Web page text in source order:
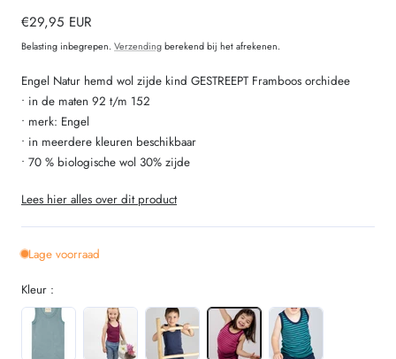
Normale
prijs
€29,95 EUR
Belasting inbegrepen. Verzendingberekend bij het afrekenen.
Engel Natur hemd wol zijde kind GESTREEPT Framboos orchidee
• in de maten 92 t/m 152
• merk: Engel
• in meerdere kleuren beschikbaar
• 70 % biologische wol 30% zijde
Lees hier alles over dit product
Lage voorraad
Kleur :